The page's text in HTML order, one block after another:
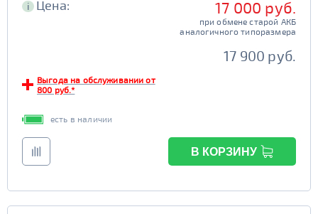
i Цена: 17 000 руб.
при обмене старой АКБ
аналогичного типоразмера
17 900 руб.
Выгода на обслуживании от
800 руб.*
есть в наличии
В КОРЗИНУ